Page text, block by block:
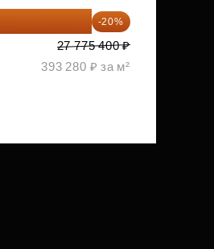
-20%
27 775 400 ₽
393 280 ₽ за м²